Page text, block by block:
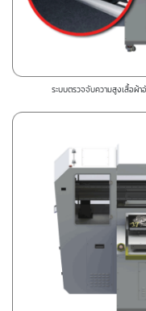
ระบบตรวจจับความสูงเสื้อผ้